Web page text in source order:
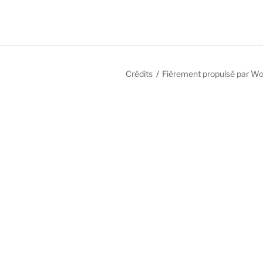
Crédits Fièrement propulsé par